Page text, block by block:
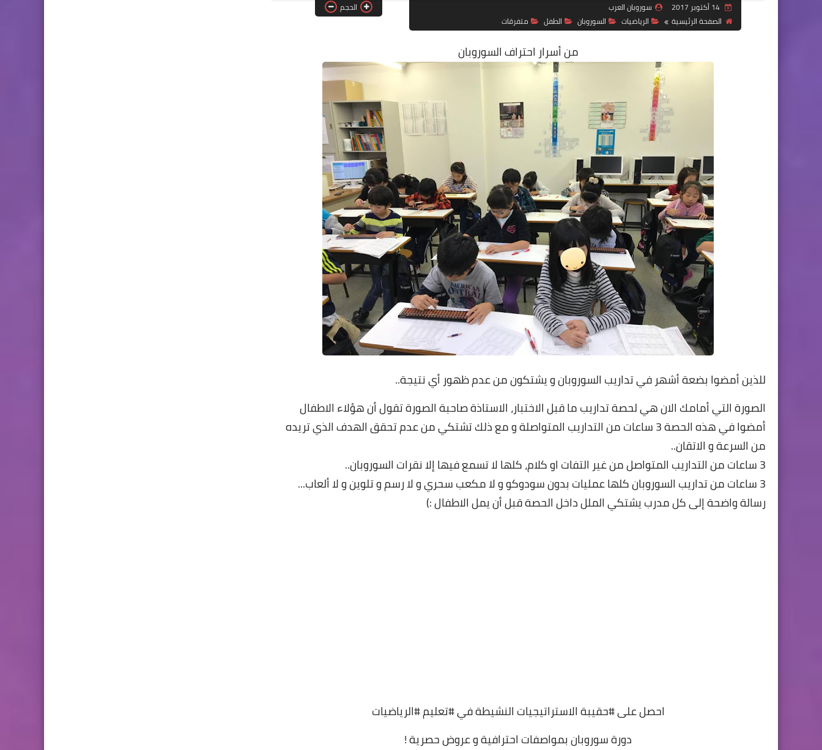
14 أكتوبر 2017
سوروبان العرب
الصفحة الرئيسية
الرياضيات السوروبان الطفل متفرقات
الحجم
من أسرار احتراف السوروبان
للذين أمضوا بضعة أشهر في تداريب السوروبان و يشتكون من عدم ظهور أي نتيجة..
الصورة التي أمامك الان هي لحصة تداريب ما قبل الاختبار، الاستاذة صاحبة الصورة تقول أن هؤلاء الاطفال
أمضوا في هذه الحصة 3 ساعات من التداريب المتواصلة و مع ذلك تشتكي من عدم تحقق الهدف الذي تريده
من السرعة و الاتقان..
3 ساعات من التداريب المتواصل من غير التفات او كلام، كلها لا تسمع فيها إلا نقرات السوروبان..
3 ساعات من تداريب السوروبان كلها عمليات بدون سودوكو و لا مكعب سحري و لا رسم و تلوين و لا ألعاب...
رسالة واضحة إلى كل مدرب يشتكي الملل داخل الحصة قبل أن يمل الاطفال :)
احصل على #حقيبة الاستراتيجيات النشيطة في #تعليم #الرياضيات
دورة سوروبان بمواصفات احترافية و عروض حصرية !